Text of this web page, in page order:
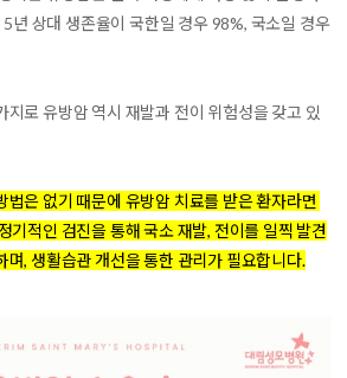
5년 상대 생존율이 국한일 경우 98%, 국소일 경우
지로 유방암 역시 재발과 전이 위험성을 갖고 있
법은 없기 때문에 유방암 치료를 받은 환자라면
기적인 검진을 통해 국소 재발, 전이를 일찍 발견
며, 생활습관 개선을 통한 관리가 필요합니다.